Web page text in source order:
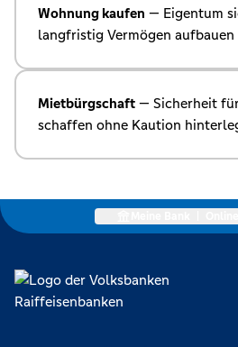
Wohnung kaufen — Eigentum
langfristig Vermögen aufbauen
Mietbürgschaft — Sicherheit
schaffen ohne Kaution